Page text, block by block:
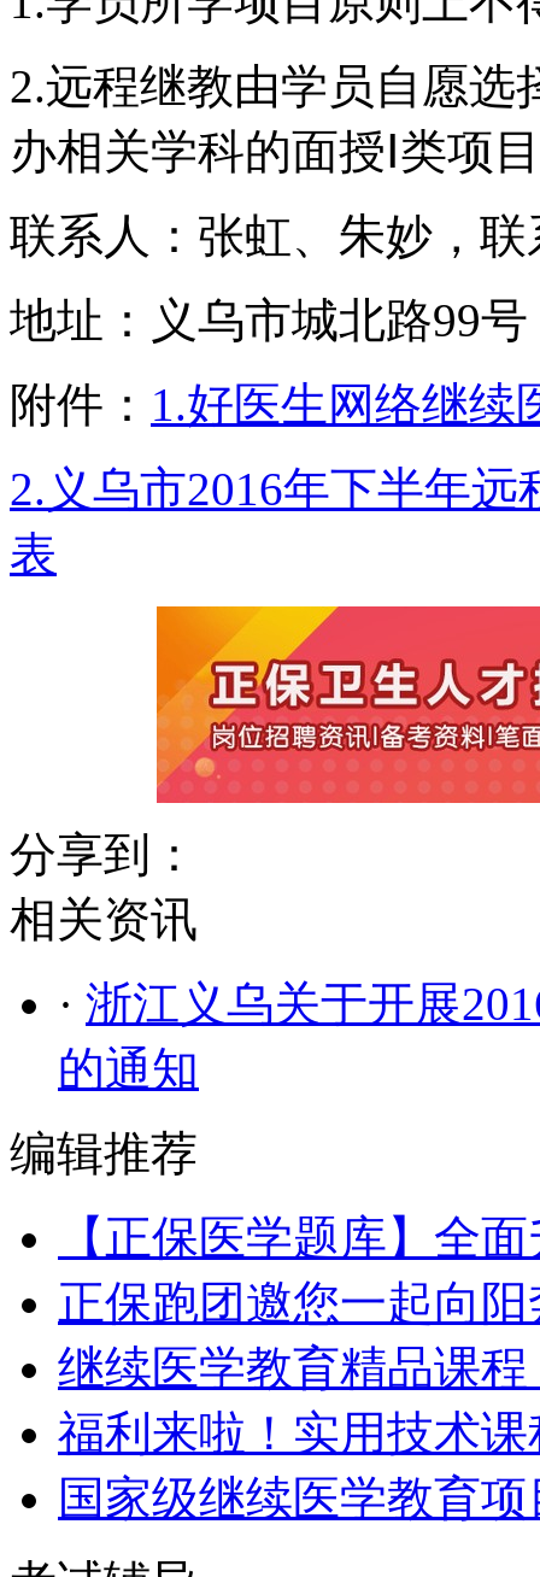
2.远程继教由学员自愿选
办相关学科的面授Ⅰ类项
联系人：张虹、朱妙，联
地址：义乌市城北路99
附件： 1.好医生网络继续
2.义乌市2016年下半年
表
分享到：
相关资讯
· 浙江义乌关于开展
的通知
编辑推荐
【正保医学题库】全
正保跑团邀您一起向
继续医学教育精品课
福利来啦！实用技术
国家级继续医学教育